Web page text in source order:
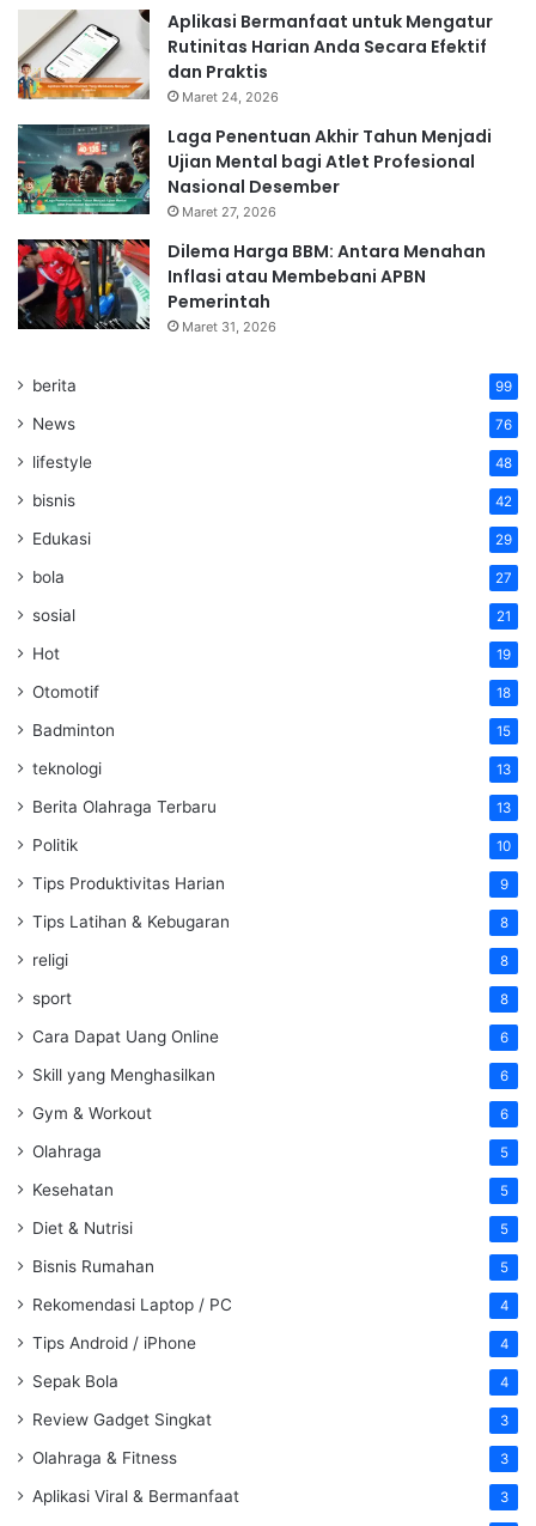
Aplikasi Bermanfaat untuk Mengatur
Rutinitas Harian Anda Secara Efektif
dan Praktis
Maret 24, 2026
Laga Penentuan Akhir Tahun Menjadi
Ujian Mental bagi Atlet Profesional
Nasional Desember
Maret 27, 2026
Dilema Harga BBM: Antara Menahan
Inflasi atau Membebani APBN
Pemerintah
Maret 31, 2026
berita 99
News 76
lifestyle 48
bisnis 42
Edukasi 29
bola 27
sosial 21
Hot 19
Otomotif 18
Badminton 15
teknologi 13
Berita Olahraga Terbaru 13
Politik 10
Tips Produktivitas Harian 9
Tips Latihan & Kebugaran 8
religi 8
sport 8
Cara Dapat Uang Online 6
Skill yang Menghasilkan 6
Gym & Workout 6
Olahraga 5
Kesehatan 5
Diet & Nutrisi 5
Bisnis Rumahan 5
Rekomendasi Laptop / PC 4
Tips Android / iPhone 4
Sepak Bola 4
Review Gadget Singkat 3
Olahraga & Fitness 3
Aplikasi Viral & Bermanfaat 3